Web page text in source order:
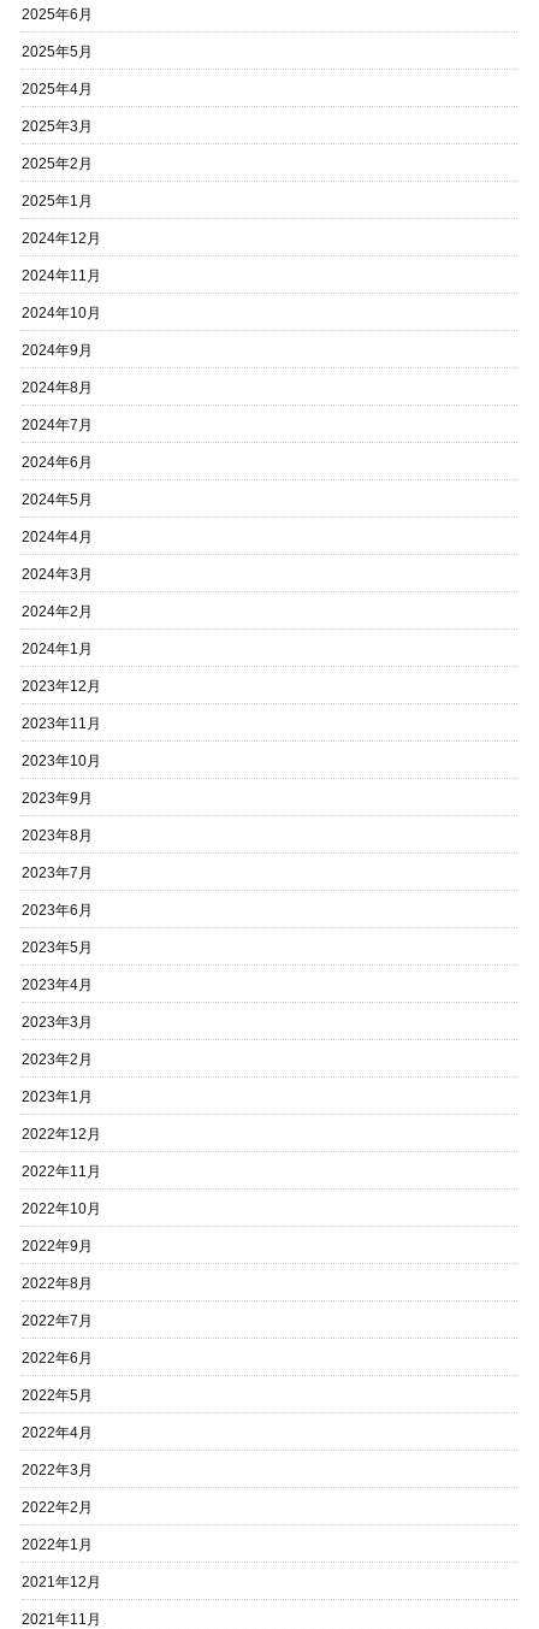
2025年6月
2025年5月
2025年4月
2025年3月
2025年2月
2025年1月
2024年12月
2024年11月
2024年10月
2024年9月
2024年8月
2024年7月
2024年6月
2024年5月
2024年4月
2024年3月
2024年2月
2024年1月
2023年12月
2023年11月
2023年10月
2023年9月
2023年8月
2023年7月
2023年6月
2023年5月
2023年4月
2023年3月
2023年2月
2023年1月
2022年12月
2022年11月
2022年10月
2022年9月
2022年8月
2022年7月
2022年6月
2022年5月
2022年4月
2022年3月
2022年2月
2022年1月
2021年12月
2021年11月